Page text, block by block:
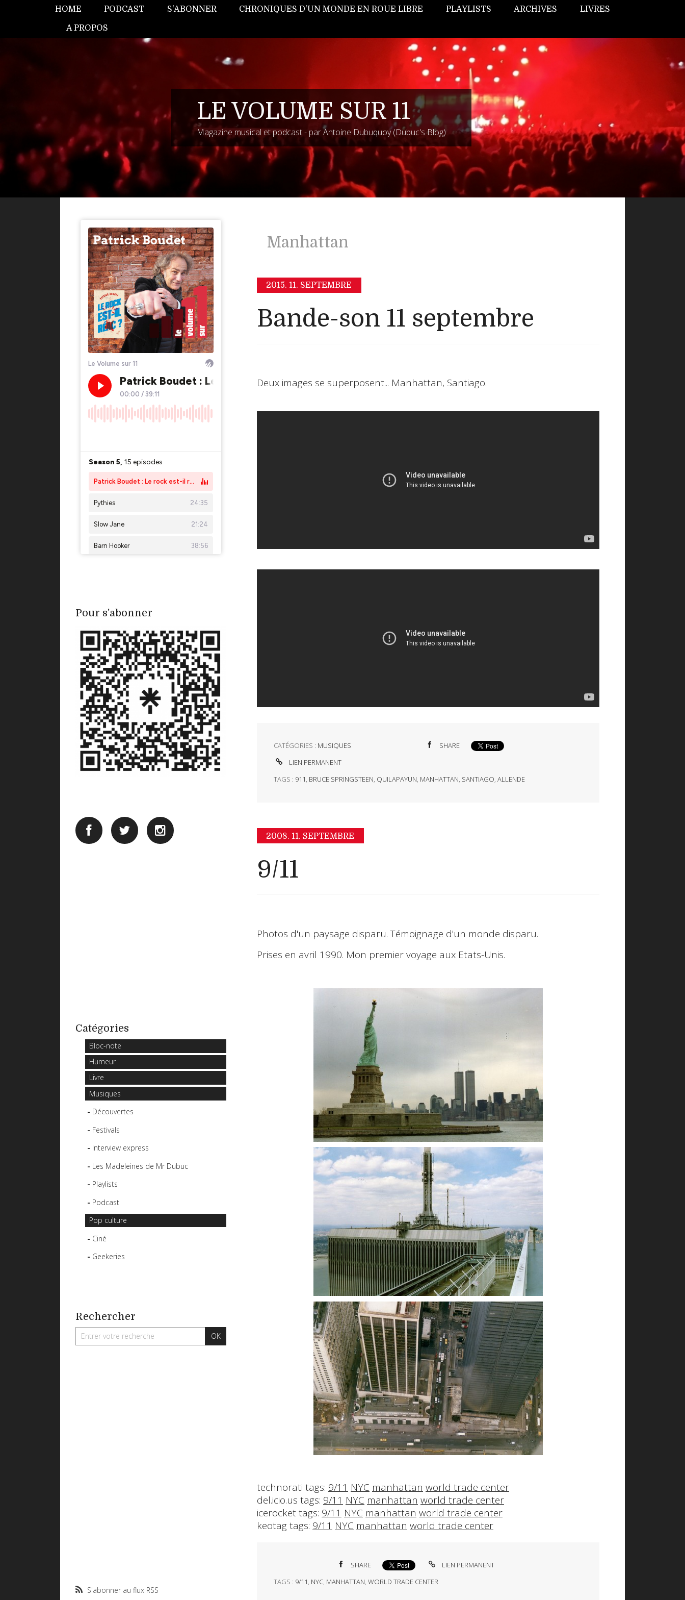
HOME PODCAST S'ABONNER CHRONIQUES D'UN MONDE EN ROUE LIBRE PLAYLISTS ARCHIVES LIVRES
A PROPOS
LE VOLUME SUR 11
Magazine musical et podcast - par Antoine Dubuquoy (Dubuc's Blog)
Pour s'abonner
Catégories
Bloc-note
Humeur
Livre
Musiques
Découvertes
Festivals
Interview express
Les Madeleines de Mr Dubuc
Playlists
Podcast
Pop culture
Ciné
Geekeries
Rechercher
S'abonner au flux RSS
Manhattan
2015. 11. SEPTEMBRE
Bande-son 11 septembre
Deux images se superposent... Manhattan, Santiago.
CATÉGORIES : MUSIQUES
SHARE
LIEN PERMANENT
TAGS : 911, BRUCE SPRINGSTEEN, QUILAPAYUN, MANHATTAN, SANTIAGO, ALLENDE
2008. 11. SEPTEMBRE
9/11
Photos d'un paysage disparu. Témoignage d'un monde disparu.
Prises en avril 1990. Mon premier voyage aux Etats-Unis.
technorati tags: 9/11 NYC manhattan world trade center
del.icio.us tags: 9/11 NYC manhattan world trade center
icerocket tags: 9/11 NYC manhattan world trade center
keotag tags: 9/11 NYC manhattan world trade center
SHARE
LIEN PERMANENT
TAGS : 9/11, NYC, MANHATTAN, WORLD TRADE CENTER